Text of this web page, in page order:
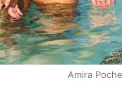
Amira